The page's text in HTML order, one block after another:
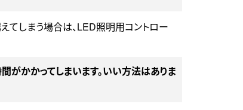
てしまう場合は、LED照明用コントロー
がかかってしまいます。いい方法はありま